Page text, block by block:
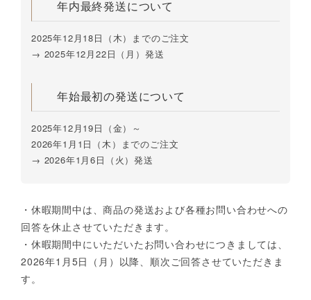
年内最終発送について
2025年12月18日（木）までのご注文
→ 2025年12月22日（月）発送
年始最初の発送について
2025年12月19日（金）～
2026年1月1日（木）までのご注文
→ 2026年1月6日（火）発送
・休暇期間中は、商品の発送および各種お問い合わせへの
回答を休止させていただきます。
・休暇期間中にいただいたお問い合わせにつきましては、
2026年1月5日（月）以降、順次ご回答させていただきま
す。